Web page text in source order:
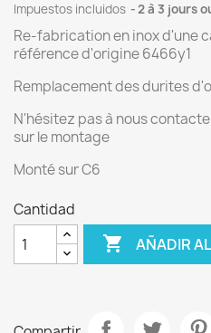
Impuestos incluidos 2 à 3 jours
Re-fabrication en inox d'une
référence d'origine 6466y1
Remplacement des durites
N'hésitez pas à nous
sur le montage
Monté sur C6
Cantidad
 AÑADIR